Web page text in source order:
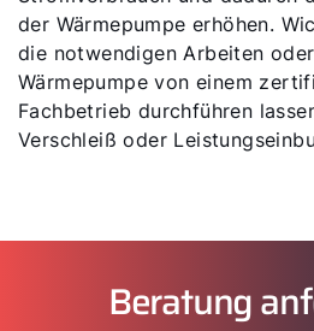
der Wärmepumpe erhöhen.
die notwendigen Arbeiten
Wärmepumpe von einem
Fachbetrieb durchführen
Verschleiß oder
Beratung